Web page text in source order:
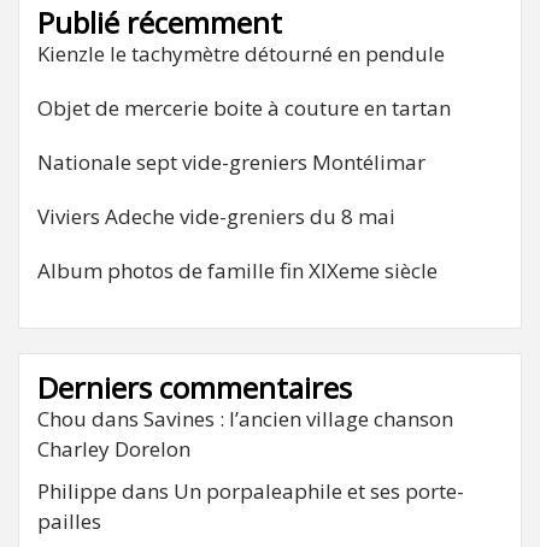
Publié récemment
Kienzle le tachymètre détourné en pendule
Objet de mercerie boite à couture en tartan
Nationale sept vide-greniers Montélimar
Viviers Adeche vide-greniers du 8 mai
Album photos de famille fin XIXeme siècle
Derniers commentaires
Chou dans Savines : l’ancien village chanson
Charley Dorelon
Philippe dans Un porpaleaphile et ses porte-
pailles